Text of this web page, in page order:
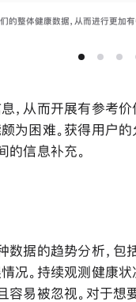
的整体健康数据，从而进行更加
，从而开展有参考
为困难。获得用户
的信息补充。
据的趋势分析，包
况。持续观测健康
容易被忽视。对于